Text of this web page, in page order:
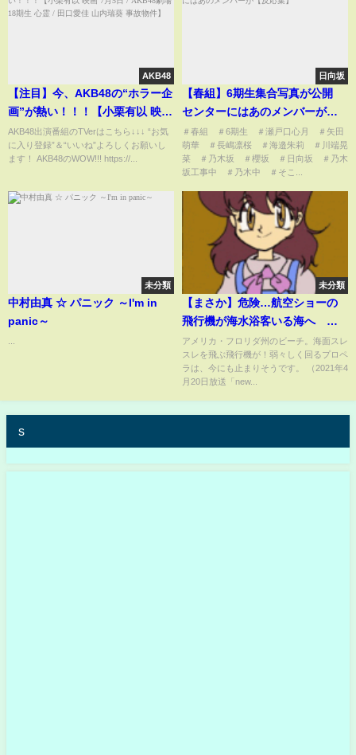
AKB48
【注目】今、AKB48の“ホラー企
画”が熱い！！！【小栗有以 映画
7月5日 / AKB48劇場 18期生 心
霊 / 田口愛佳 山内瑞葵 事故物
件】
AKB48出演番組のTVerはこちら↓↓↓ “お気
に入り登録”＆“いいね”よろしくお願いし
ます！ AKB48のWOW!!! https://...
日向坂
【春組】6期生集合写真が公開
センターにはあのメンバーが
【反応集】
＃春組 ＃6期生 ＃瀬戸口心月 ＃矢田
萌華 ＃長嶋凛桜 ＃海邉朱莉 ＃川端晃
菜 ＃乃木坂 ＃櫻坂 ＃日向坂 ＃乃木
坂工事中 ＃乃木中 ＃そこ...
未分類
中村由真 ☆ パニック ～I'm in
panic～
未分類
【まさか】危険…航空ショーの
飛行機が海水浴客いる海へ ア
メリカ（2021年4月20日放送
「news every.」より）
アメリカ・フロリダ州のビーチ。海面スレ
スレを飛ぶ飛行機が！弱々しく回るプロペ
ラは、今にも止まりそうです。 （2021年4
月20日放送「new...
s